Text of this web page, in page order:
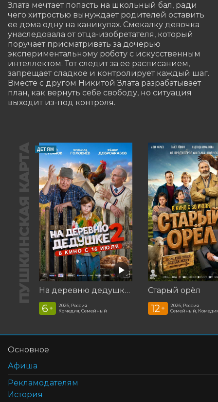
Злата мечтает попасть на школьный бал, ради
чего хитростью вынуждает родителей оставить
ее дома одну на каникулах. Смекалку девочка
унаследовала от отца-изобретателя, который
поручает присматривать за дочерью
экспериментальному роботу с искусственным
интеллектом. Тот следит за ее расписанием,
запрещает сладкое и контролирует каждый шаг.
Вместе с другом Никитой Злата разрабатывает
план, как вернуть себе свободу, но ситуация
выходит из-под контроля.
ПУШКИНСКАЯ КАРТА ДЕТЯМ
На деревню дедушке 2
6 +
2026, Россия
Комедия, Семейный
Старый орёл
12 +
2026, Россия
Семейный,
Основное
Афиша
Рекламодателям
История